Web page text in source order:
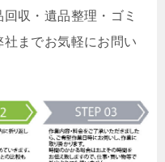
収・遺品整理・ゴミ
までお気軽にお問い